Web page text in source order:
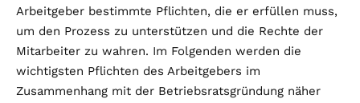
Arbeitgeber bestimmte Pflichten, die er erfüllen muss,
um den Prozess zu unterstützen und die Rechte der
Mitarbeiter zu wahren. Im Folgenden werden die
wichtigsten Pflichten des Arbeitgebers im
Zusammenhang mit der Betriebsratsgründung näher